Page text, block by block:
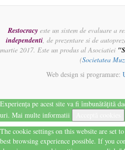
Restocracy este un sistem de evaluare a
independenti, de prezentare si de
martie 2017. Este un produs al Asociatiei
(Societatea
Web design si programare:
Experiența pe acest site va fi îmbunătățită
uri. Mai multe informatii
The cookie settings on this website are set
best browsing experience possible. If you